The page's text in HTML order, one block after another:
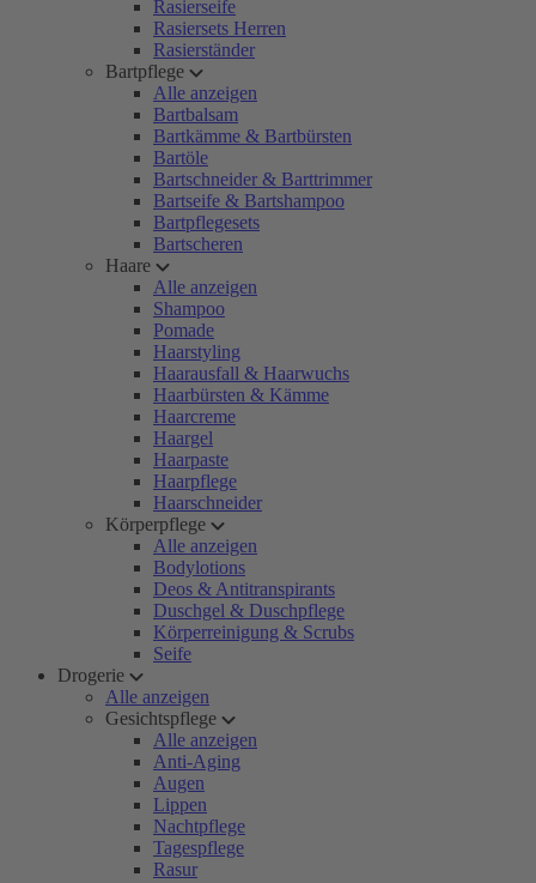
Rasierseife
Rasiersets Herren
Rasierständer
Bartpflege
Alle anzeigen
Bartbalsam
Bartkämme & Bartbürsten
Bartöle
Bartschneider & Barttrimmer
Bartseife & Bartshampoo
Bartpflegesets
Bartscheren
Haare
Alle anzeigen
Shampoo
Pomade
Haarstyling
Haarausfall & Haarwuchs
Haarbürsten & Kämme
Haarcreme
Haargel
Haarpaste
Haarpflege
Haarschneider
Körperpflege
Alle anzeigen
Bodylotions
Deos & Antitranspirants
Duschgel & Duschpflege
Körperreinigung & Scrubs
Seife
Drogerie
Alle anzeigen
Gesichtspflege
Alle anzeigen
Anti-Aging
Augen
Lippen
Nachtpflege
Tagespflege
Rasur